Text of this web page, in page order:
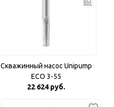
Скважинный насос Unipump
ECO 3-55
22 624 руб.